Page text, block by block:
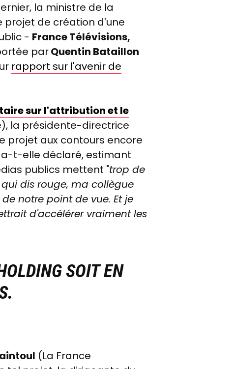
la ministre de la
projet de création d'une
- France Télévisions,
parQuentin Bataillon
rapport sur l'avenir de
sur l'attribution et le
la présidente-directrice
projet aux contours encore
a-t-elle déclaré, estimant
publics mettent "trop de
dis rouge, ma collègue
notre point de vue. Et je
d'accélérer vraiment les
SOIT EN
(La France